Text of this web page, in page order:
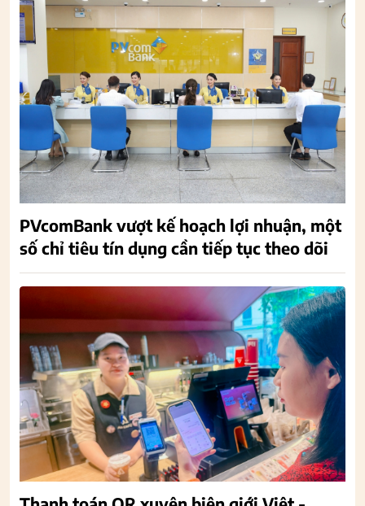
PVcomBank vượt kế hoạch lợi nhuận, một
số chỉ tiêu tín dụng cần tiếp tục theo dõi